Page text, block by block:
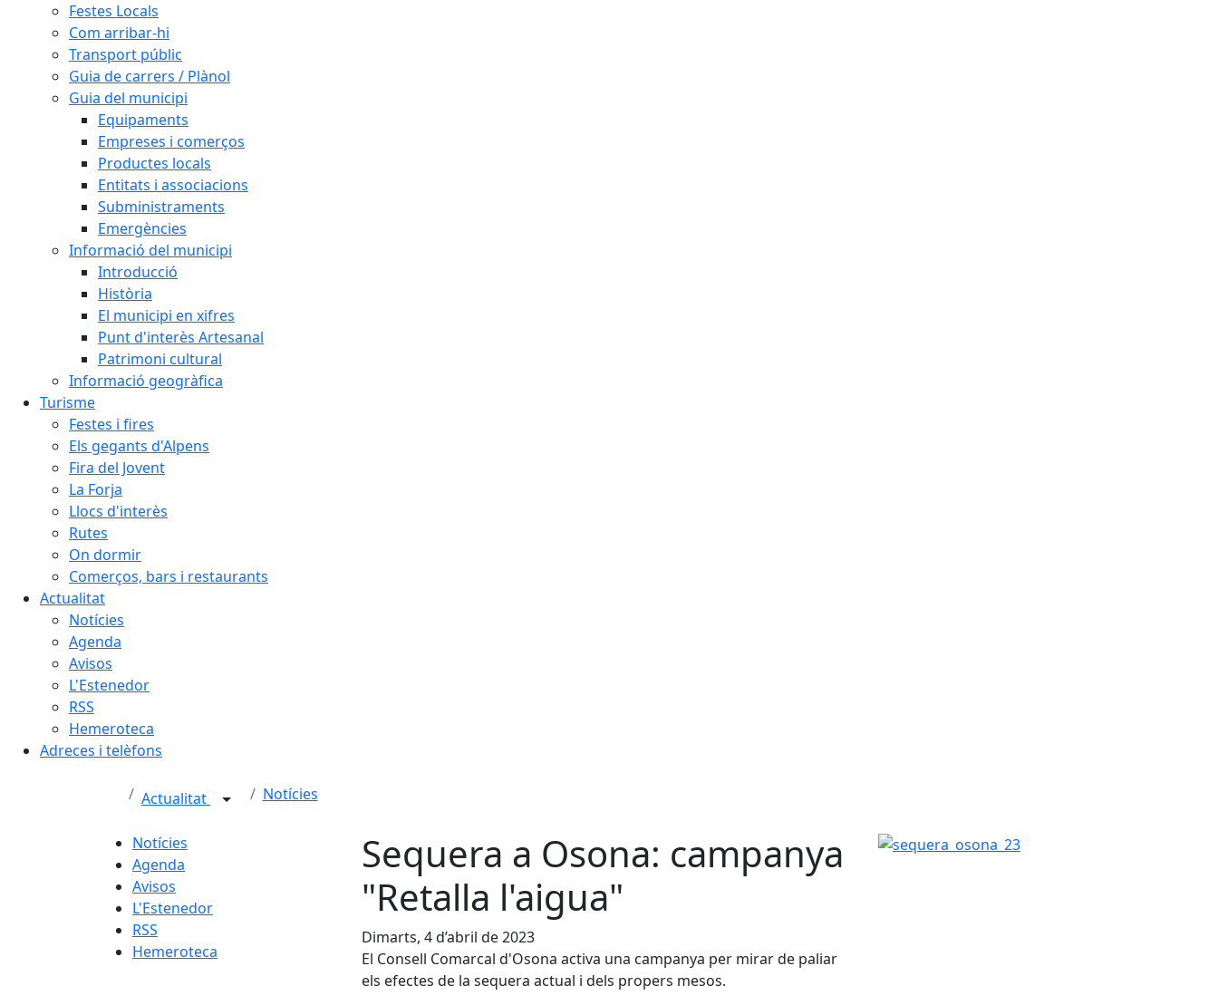
Festes Locals
Com arribar-hi
Transport públic
Guia de carrers / Plànol
Guia del municipi
Equipaments
Empreses i comerços
Productes locals
Entitats i associacions
Subministraments
Emergències
Informació del municipi
Introducció
Història
El municipi en xifres
Punt d'interès Artesanal
Patrimoni cultural
Informació geogràfica
Turisme
Festes i fires
Els gegants d'Alpens
Fira del Jovent
La Forja
Llocs d'interès
Rutes
On dormir
Comerços, bars i restaurants
Actualitat
Notícies
Agenda
Avisos
L'Estenedor
RSS
Hemeroteca
Adreces i telèfons
Actualitat Notícies
Notícies
Agenda
Avisos
L'Estenedor
RSS
Hemeroteca
Sequera a Osona: campanya
"Retalla l'aigua"
Dimarts, 4 d’abril de 2023
El Consell Comarcal d'Osona activa una campanya per mirar de paliar
els efectes de la sequera actual i dels propers mesos.
sequera_osona_23